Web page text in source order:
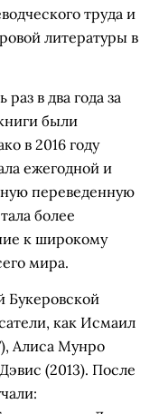
труда и
литературы в
в два года за
были
в 2016 году
ежегодной и
переведенную
более
к широкому
мира.
Букеровской
как Исмаил
Алиса Мунро
(2013). После